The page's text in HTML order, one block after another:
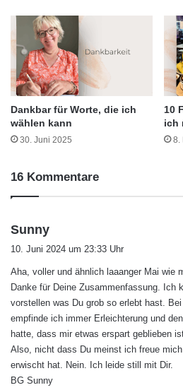
Dankbar für Worte, die ich
wählen kann
30. Juni 2025
10
ich
8.
16 Kommentare
Sunny
t
10. Juni 2024 um 23:33 Uhr
Aha, voller und ähnlich laaanger Mai wie
Danke für Deine Zusammenfassung. Ich
vorstellen was Du grob so erlebt hast.
empfinde ich immer Erleichterung und
hatte, dass mir etwas erspart geblieben
Also, nicht dass Du meinst ich freue
erwischt hat. Nein. Ich leide still mit Dir.
BG Sunny